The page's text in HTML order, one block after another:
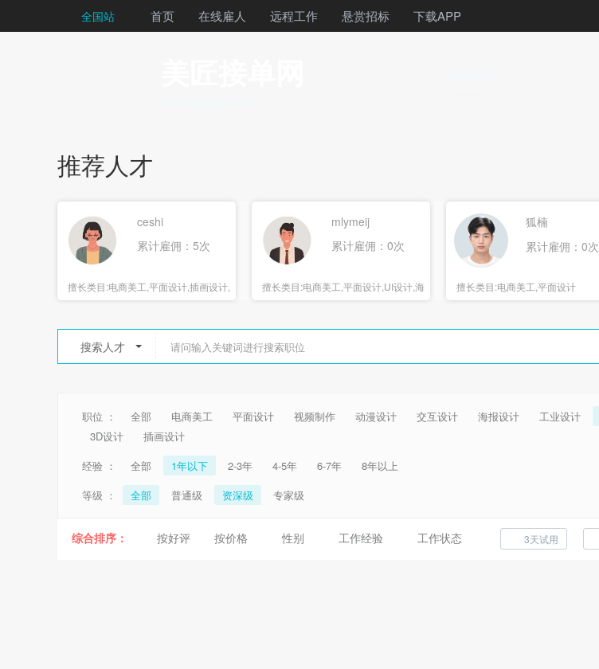
全国站 首页 在线雇人 远程工作 悬赏招标 下载APP
推荐人才
ceshi
累计雇佣：5次
擅长类目:电商美工,平面设计,插画设计,
海报设计
mlymeij
累计雇佣：0次
擅长类目:电商美工,平面设计,UI设计,海
报设计
狐楠
累计雇佣：0次
擅长类目:电商美工,平面设计
搜索人才
职位 ： 全部 电商美工 平面设计 视频制作 动漫设计 交互设计 海报设计 工业设计
3D设计
插画设计
经验 ：
全部 1年以下 2-3年 4-5年 6-7年
8年以上
等级 ：
全部 普通级 资深级 专家级
综合排序： 按好评 按价格 性别 工作经验 工作状态 3天试用